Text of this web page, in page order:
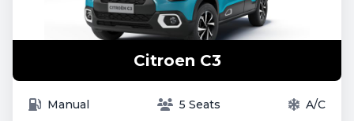
Citroen C3
Manual 5 Seats A/C